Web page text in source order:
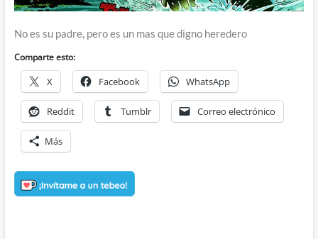
No es su padre, pero es un mas que digno heredero
Comparte esto:
X Facebook WhatsApp
Reddit Tumblr Correo electrónico
Más